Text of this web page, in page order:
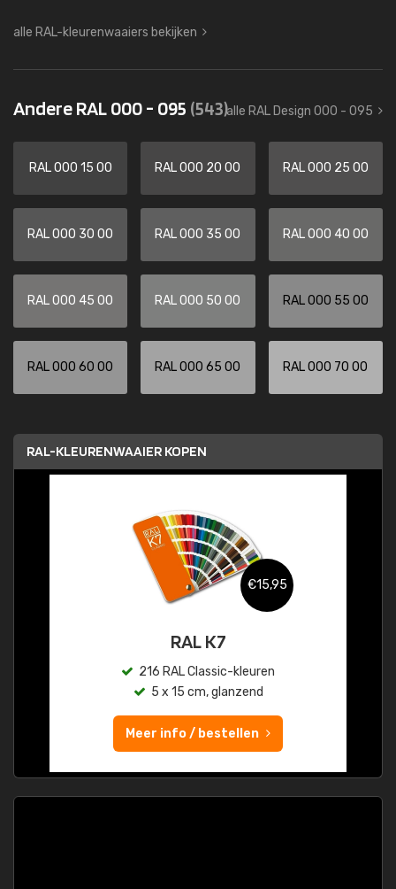
alle RAL-kleurenwaaiers bekijken
Andere RAL 000 - 095 (543)alle RAL Design 000 - 095
RAL 000 15 00 RAL 000 20 00 RAL 000 25 00
RAL 000 30 00 RAL 000 35 00 RAL 000 40 00
RAL 000 45 00 RAL 000 50 00 RAL 000 55 00
RAL 000 60 00 RAL 000 65 00 RAL 000 70 00
RAL-KLEURENWAAIER KOPEN
€15,95
RAL K7
216 RAL Classic-kleuren
5 x 15 cm, glanzend
Meer info / bestellen